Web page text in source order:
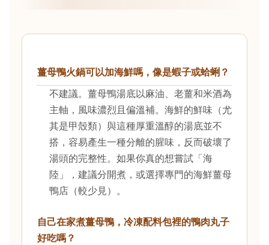
薑母鴨火鍋可以加海鮮嗎，像是蝦子或蛤蜊？
不建議。薑母鴨湯底以麻油、老薑和米酒為
主軸，風味濃烈且偏溫補。海鮮的鮮味（尤
其是甲殼類）與這種厚重溫醇的湯底並不
搭，容易產生一種分離的腥味，反而破壞了
湯頭的完整性。如果你真的想嘗試「海
陸」，建議分開煮，或選擇專門的海鮮薑母
鴨店（較少見）。
自己在家煮薑母鴨，冷凍配料包裡的鴨肉丸子
好吃嗎？